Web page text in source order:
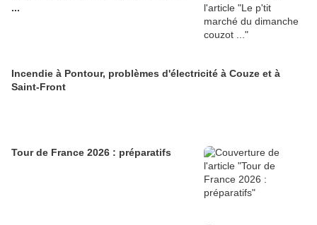
...
Incendie à Pontour, problèmes d'électricité à Couze et à
Saint-Front
Tour de France 2026 : préparatifs